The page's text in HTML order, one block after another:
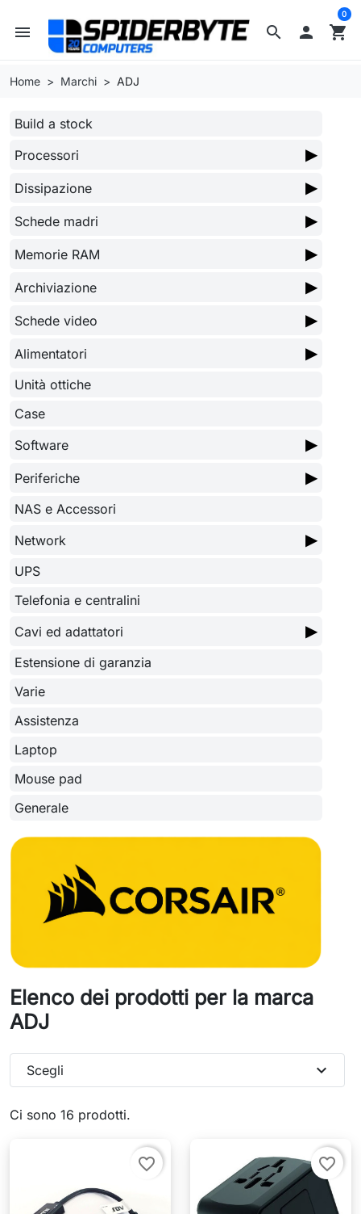
search
menu  shopping_cart
0
Home Marchi ADJ
Build a stock
Processori
▶
Dissipazione ▶
Schede madri ▶
Memorie RAM ▶
Archiviazione ▶
Schede video ▶
Alimentatori ▶
Unità ottiche
Case
Software
▶
Periferiche ▶
NAS e Accessori
Network
▶
UPS
Telefonia e centralini
Cavi ed adattatori
▶
Estensione di garanzia
Varie
Assistenza
Laptop
Mouse pad
Generale
Elenco dei prodotti per la marca
ADJ
Ci sono 16 prodotti.
Scegli expand_more
favorite_border favorite_border